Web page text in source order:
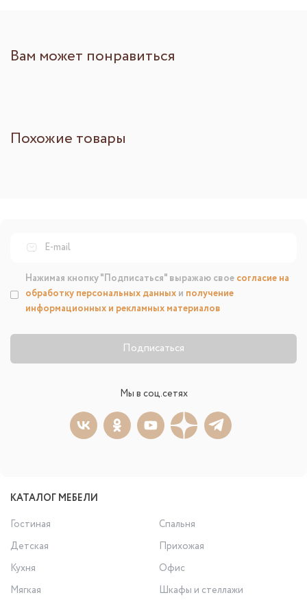
Вам может понравиться
Похожие товары
Подписаться
Нажимая кнопку "Подписаться" выражаю свое согласие на
обработку персональных данных и получение
информационных и рекламных материалов
Мы в соц.сетях
КАТАЛОГ МЕБЕЛИ
Гостиная
Спальня
Детская
Прихожая
Кухня
Офис
Мягкая
Шкафы и стеллажи